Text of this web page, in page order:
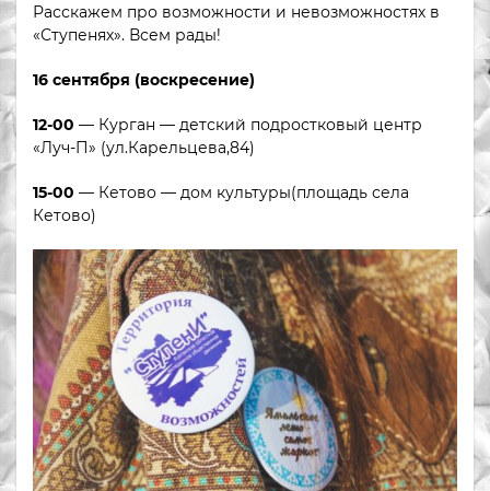
Расскажем про возможности и невозможностях в
«Ступенях». Всем рады!
16 сентября (воскресение)
12-00 — Курган — детский подростковый центр
«Луч-П» (ул.Карельцева,84)
15-00 — Кетово — дом культуры(площадь села
Кетово)